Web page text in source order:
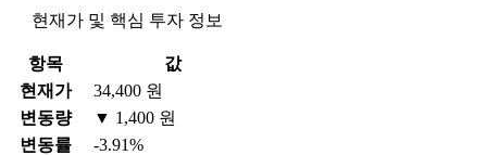
현재가 및 핵심 투자 정보
항목
값
현재가
34,400 원
변동량
▼ 1,400 원
변동률
-3.91%